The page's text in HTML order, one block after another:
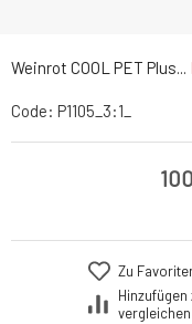
Weinrot COOL PET Plus...
Code: P1105_3:1_
Zu
Hinzufügen
vergleichen